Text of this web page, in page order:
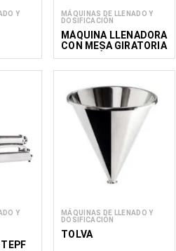
Y
MÁQUINAS DE LLENADO Y
DOSIFICACIÓN
MÁQUINA LLENADORA
CON MESA GIRATORIA
AUTOMÁTICA ECN
Y
MÁQUINAS DE LLENADO Y
DOSIFICACIÓN
TOLVA